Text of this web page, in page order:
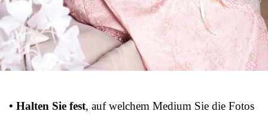
• Halten Sie fest, auf welchem Medium Sie die Fotos